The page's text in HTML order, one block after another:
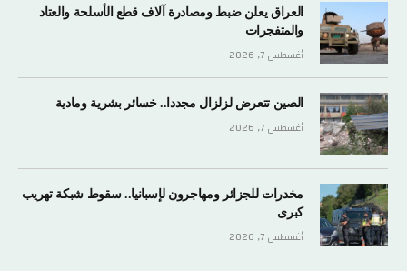
العراق يعلن ضبط ومصادرة آلاف قطع الأسلحة والعتاد
والمتفجرات
أغسطس 7, 2026
الصين تتعرض لزلزال مجددا.. خسائر بشرية ومادية
أغسطس 7, 2026
مخدرات للجزائر ومهاجرون لإسبانيا.. سقوط شبكة تهريب
كبرى
أغسطس 7, 2026